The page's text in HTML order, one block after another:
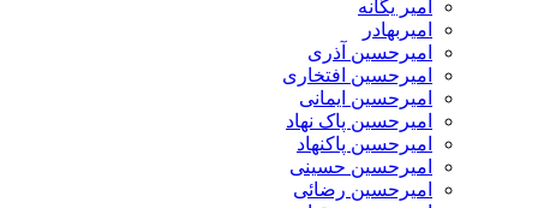
امیر یگانه
امیربهادر
امیرحسین آذری
امیرحسین افتخاری
امیرحسین ایمانی
امیرحسین پاک نهاد
امیرحسین پاکنهاد
امیرحسین حسینی
امیرحسین رضائی